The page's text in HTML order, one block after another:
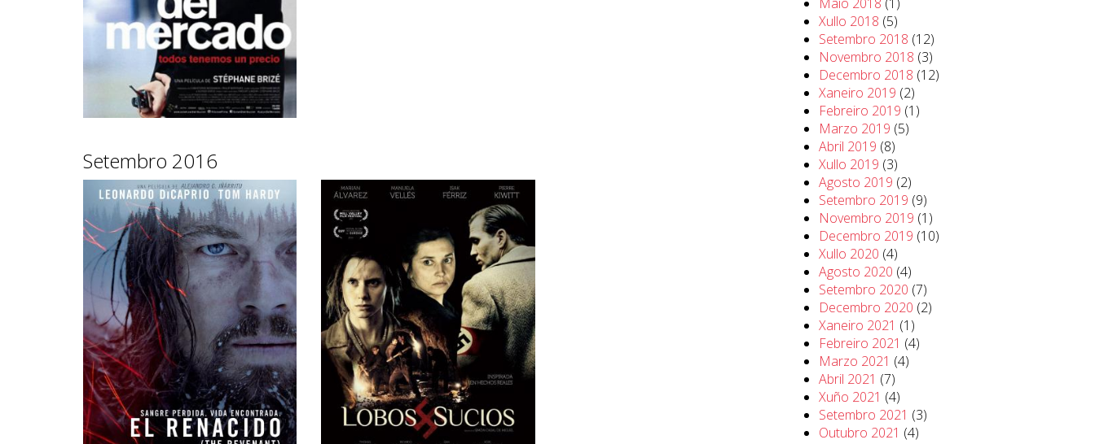
Setembro 2016
Xullo 2018 (5)
Setembro 2018 (12)
Novembro 2018 (3)
Decembro 2018 (12)
Xaneiro 2019 (2)
Febreiro 2019 (1)
Marzo 2019 (5)
Abril 2019 (8)
Xullo 2019 (3)
Agosto 2019 (2)
Setembro 2019 (9)
Novembro 2019 (1)
Decembro 2019 (10)
Xullo 2020 (4)
Agosto 2020 (4)
Setembro 2020 (7)
Decembro 2020 (2)
Xaneiro 2021 (1)
Febreiro 2021 (4)
Marzo 2021 (4)
Abril 2021 (7)
Xuño 2021 (4)
Setembro 2021 (3)
Outubro 2021 (4)